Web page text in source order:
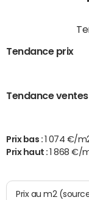
Tendance prix
Tendance ventes
Prix bas :
1 074 €/
Prix haut :
1 868 €/
Prix au